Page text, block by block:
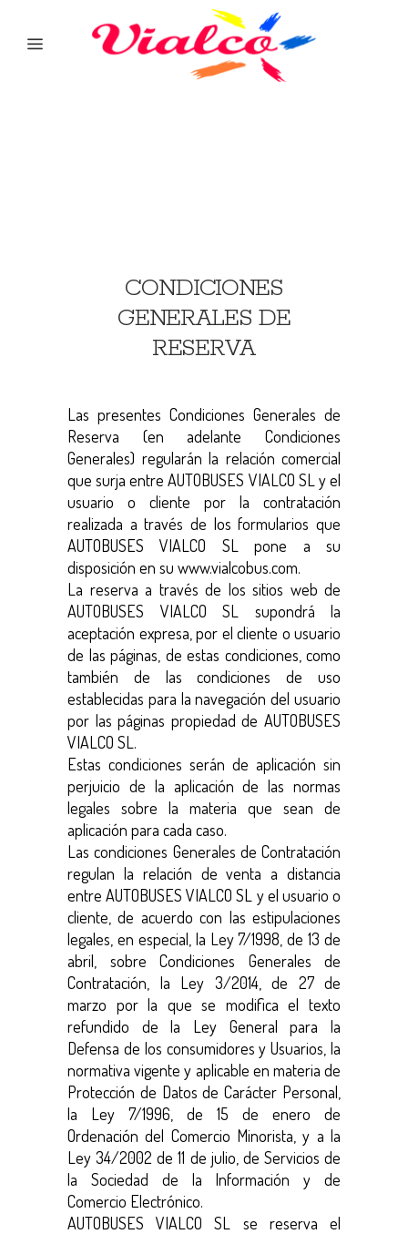
CONDICIONES
GENERALES DE
RESERVA
Las presentes Condiciones Generales de
Reserva (en adelante Condiciones
Generales) regularán la relación comercial
que surja entre AUTOBUSES VIALCO SL y el
usuario o cliente por la contratación
realizada a través de los formularios que
AUTOBUSES VIALCO SL pone a su
disposición en su www.vialcobus.com.
La reserva a través de los sitios web de
AUTOBUSES VIALCO SL supondrá la
aceptación expresa, por el cliente o usuario
de las páginas, de estas condiciones, como
también de las condiciones de uso
establecidas para la navegación del usuario
por las páginas propiedad de AUTOBUSES
VIALCO SL.
Estas condiciones serán de aplicación sin
perjuicio de la aplicación de las normas
legales sobre la materia que sean de
aplicación para cada caso.
Las condiciones Generales de Contratación
regulan la relación de venta a distancia
entre AUTOBUSES VIALCO SL y el usuario o
cliente, de acuerdo con las estipulaciones
legales, en especial, la Ley 7/1998, de 13 de
abril, sobre Condiciones Generales de
Contratación, la Ley 3/2014, de 27 de
marzo por la que se modifica el texto
refundido de la Ley General para la
Defensa de los consumidores y Usuarios, la
normativa vigente y aplicable en materia de
Protección de Datos de Carácter Personal,
la Ley 7/1996, de 15 de enero de
Ordenación del Comercio Minorista, y a la
Ley 34/2002 de 11 de julio, de Servicios de
la Sociedad de la Información y de
Comercio Electrónico.
AUTOBUSES VIALCO SL se reserva el